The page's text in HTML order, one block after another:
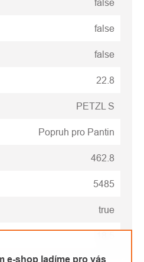
e-shop ladíme pro vás
false
false
false
22.8
PETZL S
Popruh pro Pantin
462.8
5485
true